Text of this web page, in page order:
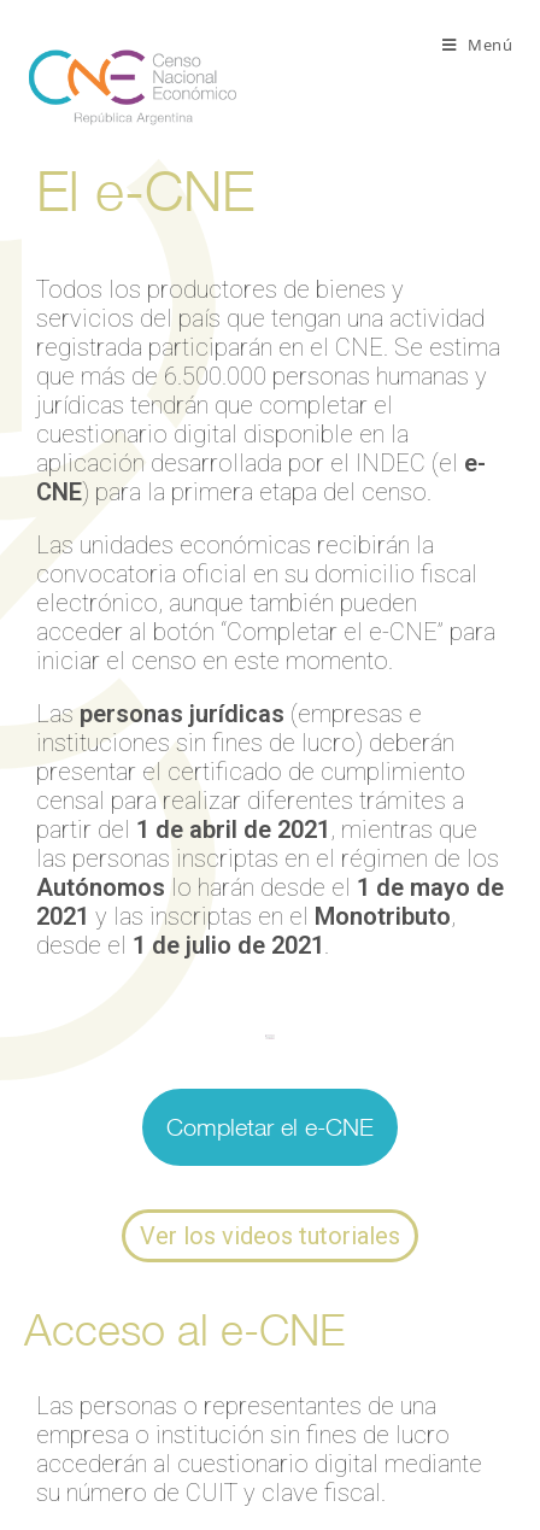
Menú
El e-CNE
Todos los productores de bienes y
servicios del país que tengan una actividad
registrada participarán en el CNE. Se estima
que más de 6.500.000 personas humanas y
jurídicas tendrán que completar el
cuestionario digital disponible en la
aplicación desarrollada por el INDEC (el e-
CNE) para la primera etapa del censo.
Las unidades económicas recibirán la
convocatoria oficial en su domicilio fiscal
electrónico, aunque también pueden
acceder al botón “Completar el e-CNE” para
iniciar el censo en este momento.
Las personas jurídicas (empresas e
instituciones sin fines de lucro) deberán
presentar el certificado de cumplimiento
censal para realizar diferentes trámites a
partir del 1 de abril de 2021 , mientras que
las personas inscriptas en el régimen de los
Autónomos lo harán desde el 1 de mayo de
2021 y las inscriptas en el Monotributo,
desde el 1 de julio de 2021.
Completar el e-CNE
Ver los videos tutoriales
Acceso al e-CNE
Las personas o representantes de una
empresa o institución sin fines de lucro
accederán al cuestionario digital mediante
su número de CUIT y clave fiscal.